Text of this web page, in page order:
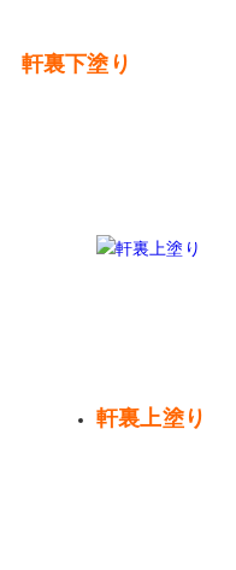
軒裏下塗り
軒裏上塗り